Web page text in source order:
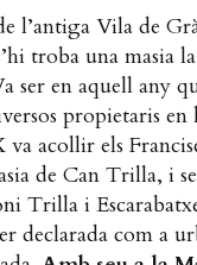
l’antiga Vila de
troba una masia
ser en aquell any
propietaris en
acollir els
de Can Trilla, i
Trilla i
declarada com a